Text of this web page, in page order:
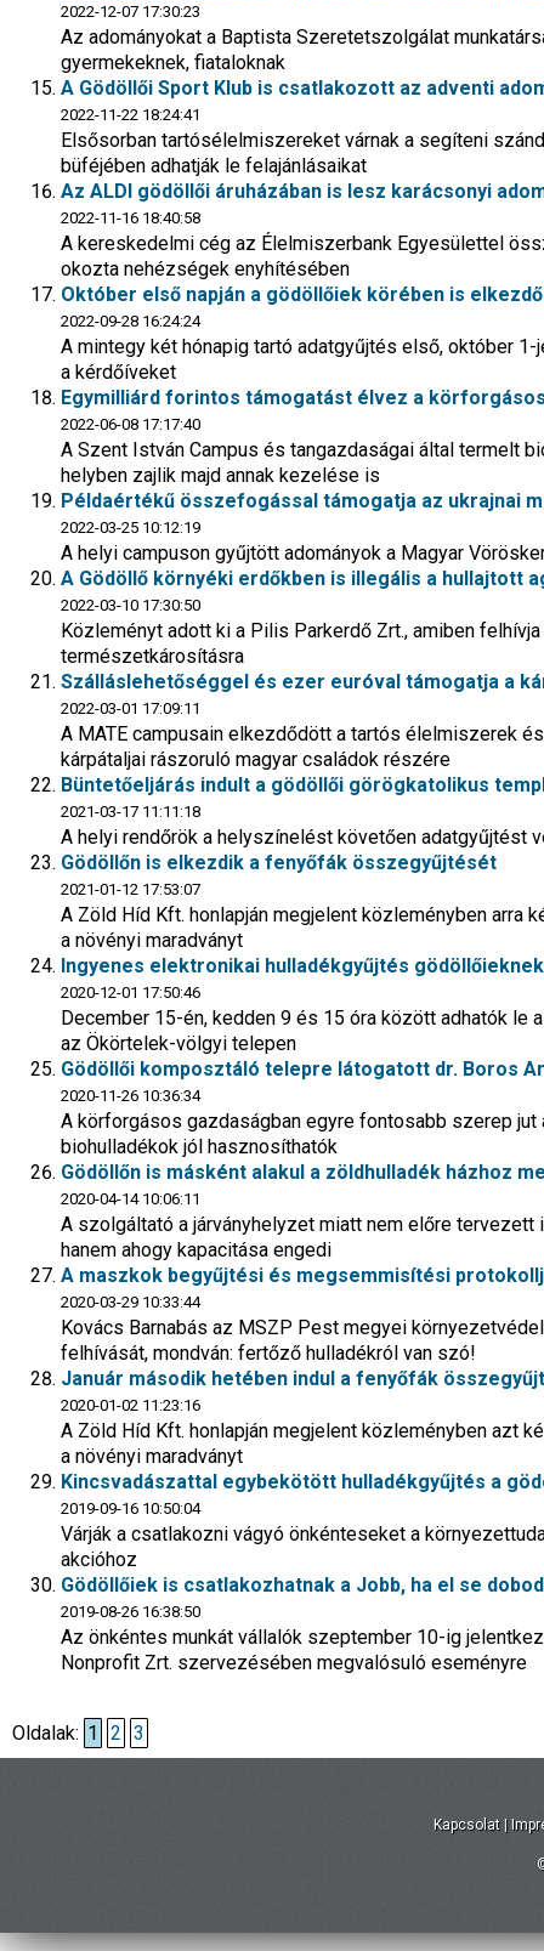
2022-12-07 17:30:23
Az adományokat a Baptista Szeretetszolgálat
gyermekeknek, fiataloknak
A Gödöllői Sport Klub is csatlakozott az adventi
2022-11-22 18:24:41
Elsősorban tartósélelmiszereket várnak a segíteni
büféjében adhatják le felajánlásaikat
Az ALDI gödöllői áruházában is lesz karácsonyi
2022-11-16 18:40:58
A kereskedelmi cég az Élelmiszerbank Egyesülettel
okozta nehézségek enyhítésében
Október első napján a gödöllőiek körében is
2022-09-28 16:24:24
A mintegy két hónapig tartó adatgyűjtés első, október
a kérdőíveket
Egymilliárd forintos támogatást élvez a
2022-06-08 17:17:40
A Szent István Campus és tangazdaságai által termelt
helyben zajlik majd annak kezelése is
Példaértékű összefogással támogatja az ukrajnai
2022-03-25 10:12:19
A helyi campuson gyűjtött adományok a Magyar
A Gödöllő környéki erdőkben is illegális a hullajtott
2022-03-10 17:30:50
Közleményt adott ki a Pilis Parkerdő Zrt., amiben
természetkárosításra
Szálláslehetőséggel és ezer euróval támogatja a
2022-03-01 17:09:11
A MATE campusain elkezdődött a tartós élelmiszerek
kárpátaljai rászoruló magyar családok részére
Büntetőeljárás indult a gödöllői görögkatolikus
2021-03-17 11:11:18
A helyi rendőrök a helyszínelést követően adatgyűjtést
Gödöllőn is elkezdik a fenyőfák összegyűjtését
2021-01-12 17:53:07
A Zöld Híd Kft. honlapján megjelent közleményben arra
a növényi maradványt
Ingyenes elektronikai hulladékgyűjtés gödöllőieknek
2020-12-01 17:50:46
December 15-én, kedden 9 és 15 óra között adhatók
az Ökörtelek-völgyi telepen
Gödöllői komposztáló telepre látogatott dr. Boros
2020-11-26 10:36:34
A körforgásos gazdaságban egyre fontosabb szerep
biohulladékok jól hasznosíthatók
Gödöllőn is másként alakul a zöldhulladék házhoz
2020-04-14 10:06:11
A szolgáltató a járványhelyzet miatt nem előre
hanem ahogy kapacitása engedi
A maszkok begyűjtési és megsemmisítési
2020-03-29 10:33:44
Kovács Barnabás az MSZP Pest megyei
felhívását, mondván: fertőző hulladékról van szó!
Január második hetében indul a fenyőfák
2020-01-02 11:23:16
A Zöld Híd Kft. honlapján megjelent közleményben azt
a növényi maradványt
Kincsvadászattal egybekötött hulladékgyűjtés a
2019-09-16 10:50:04
Várják a csatlakozni vágyó önkénteseket a
akcióhoz
Gödöllőiek is csatlakozhatnak a Jobb, ha el se
2019-08-26 16:38:50
Az önkéntes munkát vállalók szeptember 10-ig
Nonprofit Zrt. szervezésében megvalósuló eseményre
Oldalak: 1 2 3
Kapcsolat |